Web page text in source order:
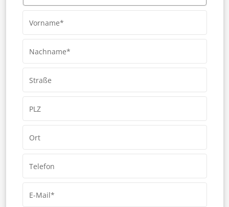
Vorname*
Nachname*
Straße
PLZ
Ort
Telefon
E-Mail*